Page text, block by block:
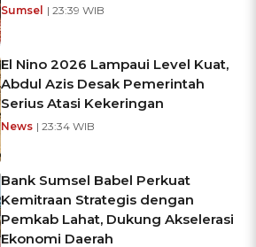
Sumsel | 23:39 WIB
El Nino 2026 Lampaui Level Kuat,
Abdul Azis Desak Pemerintah
Serius Atasi Kekeringan
News | 23:34 WIB
Bank Sumsel Babel Perkuat
Kemitraan Strategis dengan
Pemkab Lahat, Dukung Akselerasi
Ekonomi Daerah